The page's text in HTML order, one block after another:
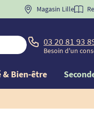
BIENVENUE" pourla
Magasin Lille
03 20 81 93
Besoin d'un
& Bien-être